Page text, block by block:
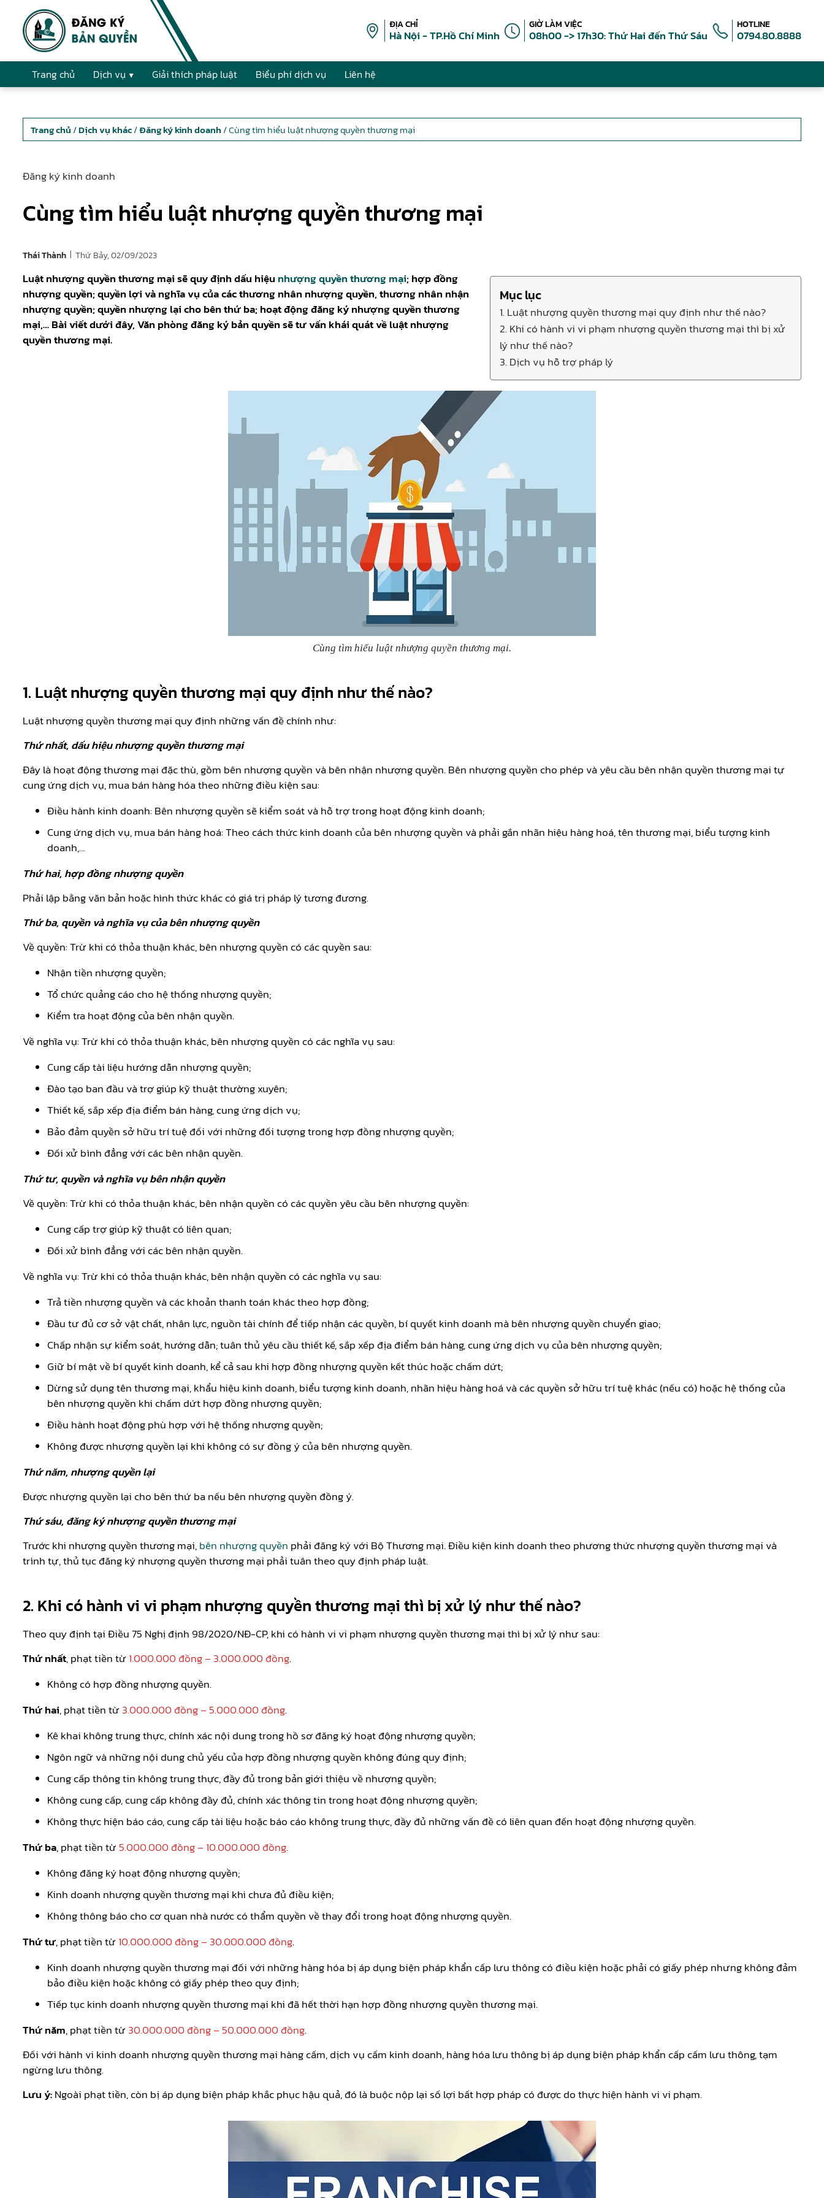
ĐỊA CHỈ
Hà Nội - TP.Hồ Chí Minh
GIỜ LÀM VIỆC
08h00 -> 17h30: Thứ Hai đến Thứ Sáu
HOTLINE
0794.80.8888
Trang chủ Dịch vụ Giải thích pháp luật Biểu phí dịch vụ Liên hệ
Trang chủ /Dịch vụ khác/Đăng ký kinh doanh / Cùng tìm hiểu luật nhượng quyền thương mại
Đăng ký kinh doanh
Cùng tìm hiểu luật nhượng quyền thương mại
Thái Thành | Thứ Bảy, 02/09/2023
Mục lục
1. Luật nhượng quyền thương mại quy định như thế nào?
2. Khi có hành vi vi phạm nhượng quyền thương mại thì bị xử
lý như thế nào?
3. Dịch vụ hỗ trợ pháp lý
Luật nhượng quyền thương mại sẽ quy định dấu hiệu nhượng quyền thương mại; hợp đồng
nhượng quyền; quyền lợi và nghĩa vụ của các thương nhân nhượng quyền, thương nhân nhận
nhượng quyền; quyền nhượng lại cho bên thứ ba; hoạt động đăng ký nhượng quyền thương
mại,… Bài viết dưới đây, Văn phòng đăng ký bản quyền sẽ tư vấn khái quát về luật nhượng
quyền thương mại.
Cùng tìm hiểu luật nhượng quyền thương mại.
1. Luật nhượng quyền thương mại quy định như thế nào?
Luật nhượng quyền thương mại quy định những vấn đề chính như:
Thứ nhất, dấu hiệu nhượng quyền thương mại
Đây là hoạt động thương mại đặc thù, gồm bên nhượng quyền và bên nhận nhượng quyền. Bên nhượng quyền cho phép và yêu cầu bên nhận quyền thương mại tự
cung ứng dịch vụ, mua bán hàng hóa theo những điều kiện sau:
Điều hành kinh doanh: Bên nhượng quyền sẽ kiểm soát và hỗ trợ trong hoạt động kinh doanh;
Cung ứng dịch vụ, mua bán hàng hoá: Theo cách thức kinh doanh của bên nhượng quyền và phải gắn nhãn hiệu hàng hoá, tên thương mại, biểu tượng kinh
doanh,…
Thứ hai, hợp đồng nhượng quyền
Phải lập bằng văn bản hoặc hình thức khác có giá trị pháp lý tương đương.
Thứ ba, quyền và nghĩa vụ của bên nhượng quyền
Về quyền: Trừ khi có thỏa thuận khác, bên nhượng quyền có các quyền sau:
Nhận tiền nhượng quyền;
Tổ chức quảng cáo cho hệ thống nhượng quyền;
Kiểm tra hoạt động của bên nhận quyền.
Về nghĩa vụ: Trừ khi có thỏa thuận khác, bên nhượng quyền có các nghĩa vụ sau:
Cung cấp tài liệu hướng dẫn nhượng quyền;
Đào tạo ban đầu và trợ giúp kỹ thuật thường xuyên;
Thiết kế, sắp xếp địa điểm bán hàng, cung ứng dịch vụ;
Bảo đảm quyền sở hữu trí tuệ đối với những đối tượng trong hợp đồng nhượng quyền;
Đối xử bình đẳng với các bên nhận quyền.
Thứ tư, quyền và nghĩa vụ bên nhận quyền
Về quyền: Trừ khi có thỏa thuận khác, bên nhận quyền có các quyền yêu cầu bên nhượng quyền:
Cung cấp trợ giúp kỹ thuật có liên quan;
Đối xử bình đẳng với các bên nhận quyền.
Về nghĩa vụ: Trừ khi có thỏa thuận khác, bên nhận quyền có các nghĩa vụ sau:
Trả tiền nhượng quyền và các khoản thanh toán khác theo hợp đồng;
Đầu tư đủ cơ sở vật chất, nhân lực, nguồn tài chính để tiếp nhận các quyền, bí quyết kinh doanh mà bên nhượng quyền chuyển giao;
Chấp nhận sự kiểm soát, hướng dẫn; tuân thủ yêu cầu thiết kế, sắp xếp địa điểm bán hàng, cung ứng dịch vụ của bên nhượng quyền;
Giữ bí mật về bí quyết kinh doanh, kể cả sau khi hợp đồng nhượng quyền kết thúc hoặc chấm dứt;
Dừng sử dụng tên thương mại, khẩu hiệu kinh doanh, biểu tượng kinh doanh, nhãn hiệu hàng hoá và các quyền sở hữu trí tuệ khác (nếu có) hoặc hệ thống của
bên nhượng quyền khi chấm dứt hợp đồng nhượng quyền;
Điều hành hoạt động phù hợp với hệ thống nhượng quyền;
Không được nhượng quyền lại khi không có sự đồng ý của bên nhượng quyền.
Thứ năm, nhượng quyền lại
Được nhượng quyền lại cho bên thứ ba nếu bên nhượng quyền đồng ý.
Thứ sáu, đăng ký nhượng quyền thương mại
Trước khi nhượng quyền thương mại,bên nhượng quyền phải đăng ký với Bộ Thương mại. Điều kiện kinh doanh theo phương thức nhượng quyền thương mại và
trình tự, thủ tục đăng ký nhượng quyền thương mại phải tuân theo quy định pháp luật.
2. Khi có hành vi vi phạm nhượng quyền thương mại thì bị xử lý như thế nào?
Theo quy định tại Điều 75 Nghị định 98/2020/NĐ-CP, khi có hành vi vi phạm nhượng quyền thương mại thì bị xử lý như sau:
Thứ nhất, phạt tiền từ1.000.000 đồng – 3.000.000 đồng.
Không có hợp đồng nhượng quyền.
Thứ hai, phạt tiền từ 3.000.000 đồng – 5.000.000 đồng.
Kê khai không trung thực, chính xác nội dung trong hồ sơ đăng ký hoạt động nhượng quyền;
Ngôn ngữ và những nội dung chủ yếu của hợp đồng nhượng quyền không đúng quy định;
Cung cấp thông tin không trung thực, đầy đủ trong bản giới thiệu về nhượng quyền;
Không cung cấp, cung cấp không đầy đủ, chính xác thông tin trong hoạt động nhượng quyền;
Không thực hiện báo cáo, cung cấp tài liệu hoặc báo cáo không trung thực, đầy đủ những vấn đề có liên quan đến hoạt động nhượng quyền.
Thứ ba, phạt tiền từ5.000.000 đồng – 10.000.000 đồng.
Không đăng ký hoạt động nhượng quyền;
Kinh doanh nhượng quyền thương mại khi chưa đủ điều kiện;
Không thông báo cho cơ quan nhà nước có thẩm quyền về thay đổi trong hoạt động nhượng quyền.
Thứ tư, phạt tiền từ10.000.000 đồng – 30.000.000 đồng.
Kinh doanh nhượng quyền thương mại đối với những hàng hóa bị áp dụng biện pháp khẩn cấp lưu thông có điều kiện hoặc phải có giấy phép nhưng không đảm
bảo điều kiện hoặc không có giấy phép theo quy định;
Tiếp tục kinh doanh nhượng quyền thương mại khi đã hết thời hạn hợp đồng nhượng quyền thương mại.
Thứ năm, phạt tiền từ 30.000.000 đồng – 50.000.000 đồng.
Đối với hành vi kinh doanh nhượng quyền thương mại hàng cấm, dịch vụ cấm kinh doanh, hàng hóa lưu thông bị áp dụng biện pháp khẩn cấp cấm lưu thông, tạm
ngừng lưu thông.
Lưu ý:Ngoài phạt tiền, còn bị áp dụng biện pháp khắc phục hậu quả, đó là buộc nộp lại số lợi bất hợp pháp có được do thực hiện hành vi vi phạm.